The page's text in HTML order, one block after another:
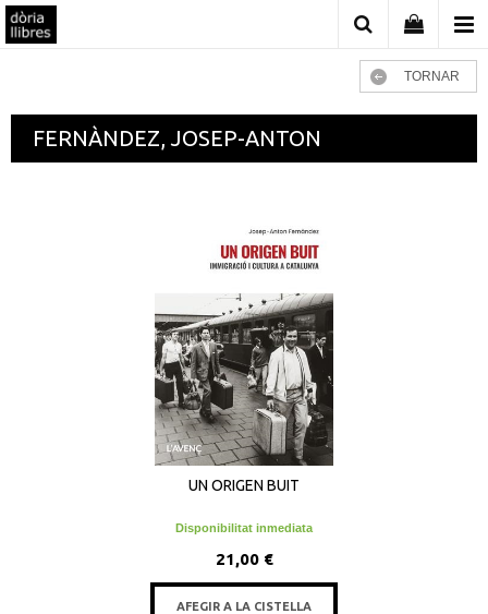
TORNAR
FERNÀNDEZ, JOSEP-ANTON
UN ORIGEN BUIT
Disponibilitat inmediata
21,00 €
AFEGIR A LA CISTELLA